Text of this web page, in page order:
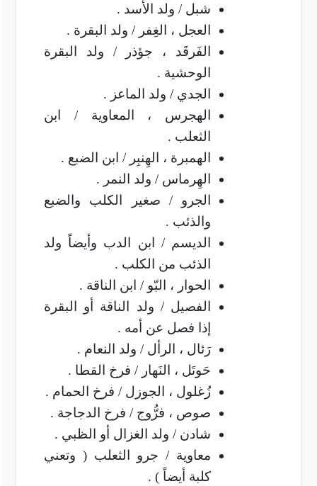
شبل / ولد الأسد .
العجل ، الغِفر / ولد البقرة .
الفَرقَد ، جؤذر / ولد البقرة
الوحشية .
الجدي / ولد الماعز .
الهجرس ، المعاوية / ابن
الثعلب .
الهمبرة ، الهِنبِر / ابن الضبع .
الهِرماس / ولد النمر .
الجرو / صغير الكلب والضبع
والذئب .
الديسم / ابن الدب وأيضاً ولد
الذئب من الكلب .
الحوار ، البّو / ابن الناقة .
الفصيل / ولد الناقة أو البقرة
إذا فصل عن أمه .
رَئال ، الرأل / ولد النعام .
حَوتَل ، النَهار / فرخ القطا .
زُغلول ، الجوزل / فرخ الحمام .
صوص ، فرُّوج / فرخ الدجاجة .
شادن / ولد الغزال أو الظبي .
معاوية / جرو الثعلب ( وتعني
كلبة أيضاً ) .